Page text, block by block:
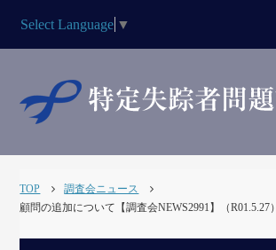
Select Language ▼
TOP
調査会ニュース
顧問の追加について【調査会NEWS2991】（R01.5.27）